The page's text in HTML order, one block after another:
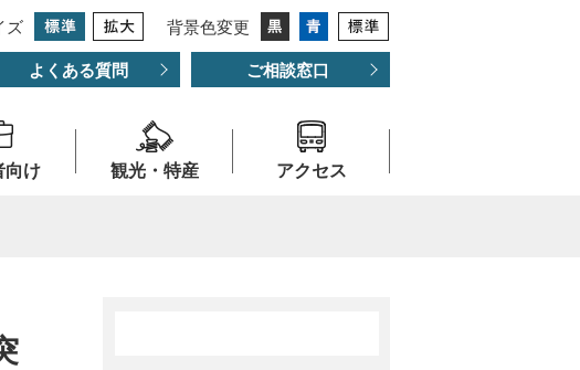
ズ 背景色変更
よくある質問 ご相談窓口
向け 観光・特産 アクセス